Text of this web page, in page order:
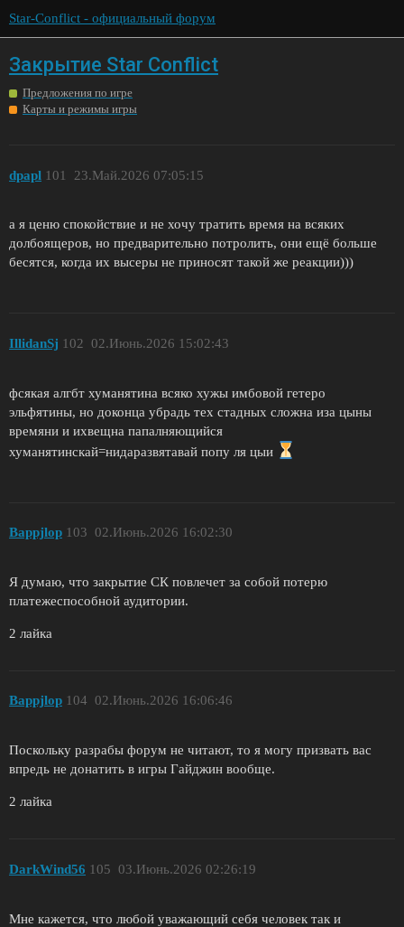
Star-Conflict - официальный форум
Закрытие Star Conflict
Предложения по игре
Карты и режимы игры
dpapl 23.Май.2026 07:05:15
101
а я ценю спокойствие и не хочу тратить время на всяких
долбоящеров, но предварительно потролить, они ещё больше
бесятся, когда их высеры не приносят такой же реакции)))
IllidanSj 02.Июнь.2026 15:02:43
102
фсякая aлгбт хуманятина всяко хужы имбовой гетepо
эльфятины, но доконца убрадь тех стадных сложна иза цыны
времяни и ихвещна папалняющийся
хуманятинскай=нидаразвятавай пoпу ля цыи
Bappjlop 02.Июнь.2026 16:02:30
103
Я думаю, что закрытие СК повлечет за собой потерю
платежеспособной аудитории.
2 лайка
Bappjlop 02.Июнь.2026 16:06:46
104
Поскольку разрабы форум не читают, то я могу призвать вас
впредь не донатить в игры Гайджин вообще.
2 лайка
DarkWind56 03.Июнь.2026 02:26:19
105
Мне кажется, что любой уважающий себя человек так и